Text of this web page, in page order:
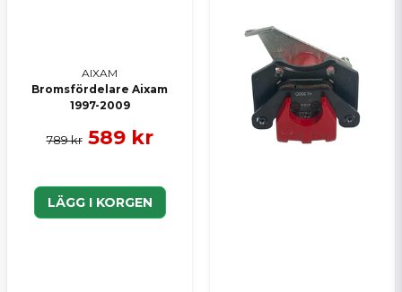
AIXAM
Bromsfördelare Aixam
1997-2009
789 kr 589 kr
LÄGG I KORGEN